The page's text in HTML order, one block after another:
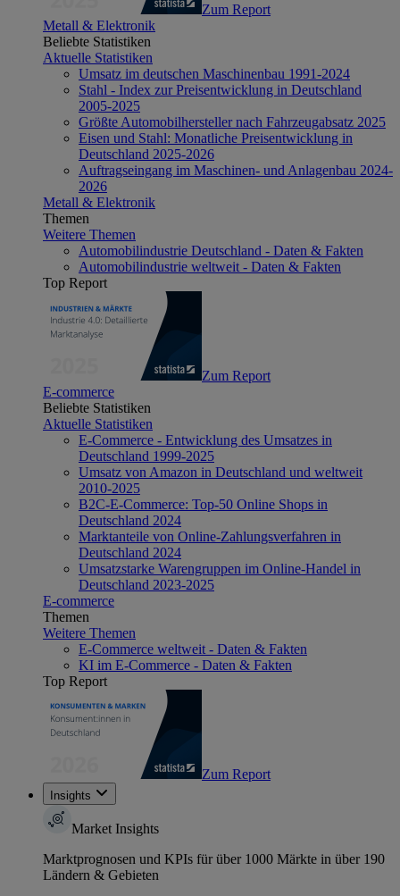
Zum Report
Metall & Elektronik
Beliebte Statistiken
Aktuelle Statistiken
Umsatz im deutschen Maschinenbau 1991-2024
Stahl - Index zur Preisentwicklung in Deutschland
2005-2025
Größte Automobilhersteller nach Fahrzeugabsatz 2025
Eisen und Stahl: Monatliche Preisentwicklung in
Deutschland 2025-2026
Auftragseingang im Maschinen- und Anlagenbau 2024-
2026
Metall & Elektronik
Themen
Weitere Themen
Automobilindustrie Deutschland - Daten & Fakten
Automobilindustrie weltweit - Daten & Fakten
Top Report
Zum Report
E-commerce
Beliebte Statistiken
Aktuelle Statistiken
E-Commerce - Entwicklung des Umsatzes in
Deutschland 1999-2025
Umsatz von Amazon in Deutschland und weltweit
2010-2025
B2C-E-Commerce: Top-50 Online Shops in
Deutschland 2024
Marktanteile von Online-Zahlungsverfahren in
Deutschland 2024
Umsatzstarke Warengruppen im Online-Handel in
Deutschland 2023-2025
E-commerce
Themen
Weitere Themen
E-Commerce weltweit - Daten & Fakten
KI im E-Commerce - Daten & Fakten
Top Report
Zum Report
Insights
Market Insights
Marktprognosen und KPIs für über 1000 Märkte in über 190
Ländern & Gebieten